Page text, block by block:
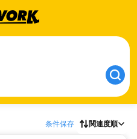
条件保存 関連度順